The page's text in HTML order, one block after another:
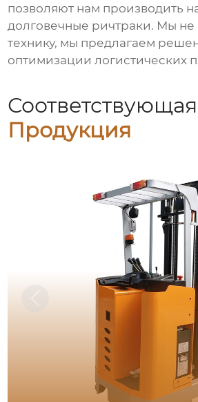
позволяют нам производить
долговечные ричтраки. Мы не
технику, мы предлагаем
оптимизации логистических
Соответствующая
Продукция